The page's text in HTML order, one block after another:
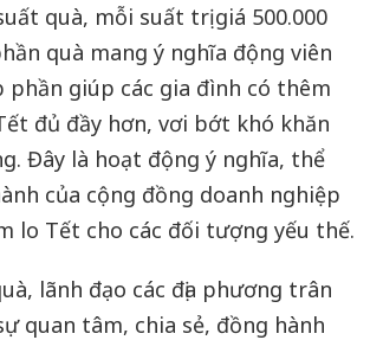
quà, mỗi suất trị giá 500.000
quà mang ý nghĩa động viên
giúp các gia đình có thêm
đủ đầy hơn, vơi bớt khó khăn
Đây là hoạt động ý nghĩa, thể
của cộng đồng doanh nghiệp
lo Tết cho các đối tượng yếu thế.
lãnh đạo các địa phương trân
quan tâm, chia sẻ, đồng hành